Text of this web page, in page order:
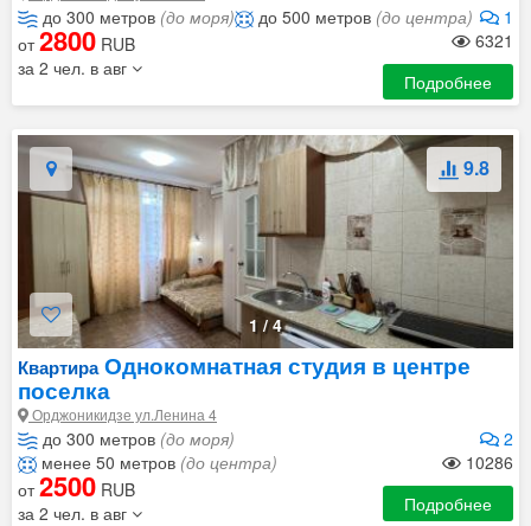
до 300 метров (до моря) 1
до 500 метров (до центра)
6321
от2800 RUB
за 2 чел. в авг
Подробнее
1 /4
9.8
КвартираОднокомнатная студия в центре
поселка
Орджоникидзе ул.Ленина 4
до 300 метров (до моря)
2
менее 50 метров (до центра)
10286
от2500 RUB
за 2 чел. в авг
Подробнее